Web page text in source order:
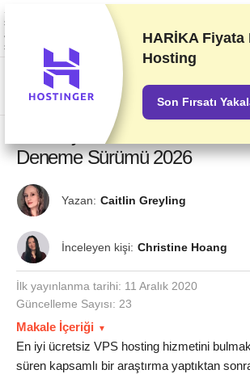
Sağlayıcıları titizlikle gerçekleştirdiğimiz test ve
sıralandırıyoruz. Sıralama konusunda sağlayıcılarla
anlaşmalarımızı da dikkate alıyoruz. Bu sayfada
sağlayıcıların bağlantıları içeriyor.Reklam
10 En İyi ÜCRETSİZ VPS
Deneme Sürümü 2026
Yazan: Caitlin Greyling
İnceleyen kişi: Christine Hoang
İlk yayınlanma tarihi: 11 Aralık 2020
Güncelleme Sayısı: 23
Makale İçeriği
En iyi ücretsiz VPS hosting hizmetini
süren kapsamlı bir araştırma yaptıktan
HARİKA Fiyata
Hosting
Son Fırsatı